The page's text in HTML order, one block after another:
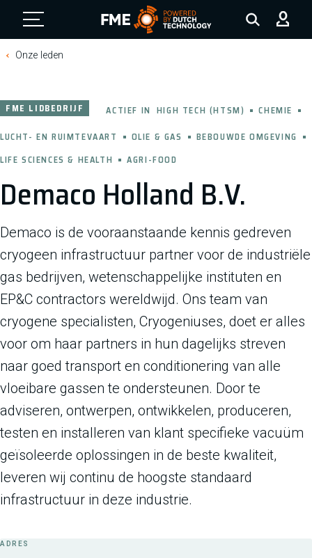
FME Logo, to the homepage
Onze leden
Demaco Holland B.V.
FME LIDBEDRIJF ACTIEF IN HIGH TECH (HTSM)
CHEMIE
LUCHT- EN RUIMTEVAART
OLIE & GAS
BEBOUWDE OMGEVING
LIFE SCIENCES & HEALTH
AGRI-FOOD
Demaco is de vooraanstaande kennis gedreven
cryogeen infrastructuur partner voor de industriële
gas bedrijven, wetenschappelijke instituten en
EP&C contractors wereldwijd. Ons team van
cryogene specialisten, Cryogeniuses, doet er alles
voor om haar partners in hun dagelijks streven
naar goed transport en conditionering van alle
vloeibare gassen te ondersteunen. Door te
adviseren, ontwerpen, ontwikkelen, produceren,
testen en installeren van klant specifieke vacuüm
geïsoleerde oplossingen in de beste kwaliteit,
leveren wij continu de hoogste standaard
infrastructuur in deze industrie.
ADRES